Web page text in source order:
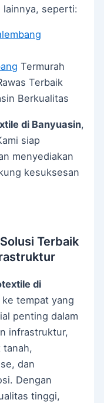
seperti:
Termurah
Terbaik
Berkualitas
di Banyuasin,
siap
menyediakan
kesuksesan
Terbaik
di
tempat yang
penting dalam
infrastruktur,
tanah,
dan
Dengan
tinggi,